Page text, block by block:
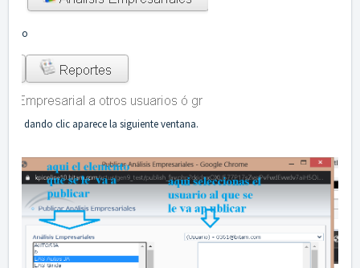
o
dando clic aparece la siguiente ventana.